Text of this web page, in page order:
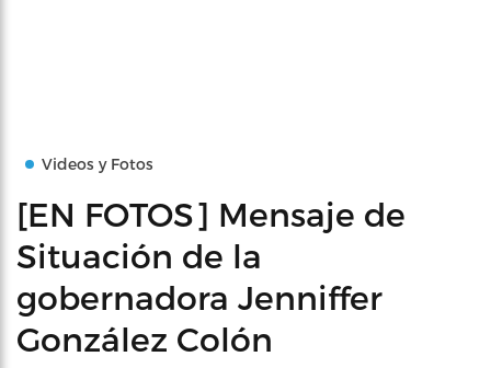
Videos y Fotos
[EN FOTOS] Mensaje de
Situación de la
gobernadora Jenniffer
González Colón